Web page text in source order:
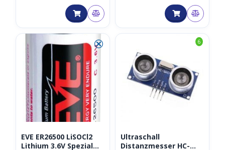
⮿
EVE ER26500 LiSOCl2
Lithium 3.6V Spezial
6
Ultraschall
Distanzmesser HC-